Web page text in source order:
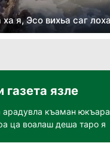
ха я, Эсо вихьа саг
газета язле
арадувла къаман
ца воалаш деша таро я